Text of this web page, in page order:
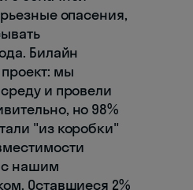
опасения,
Билайн
мы
и провели
но 98%
"из коробки"
нашим
Оставшиеся 2%